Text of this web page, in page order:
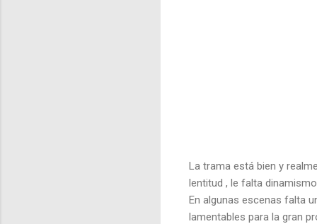
La trama está bien y
lentitud , le falta
En algunas escenas falta
lamentables para la gran